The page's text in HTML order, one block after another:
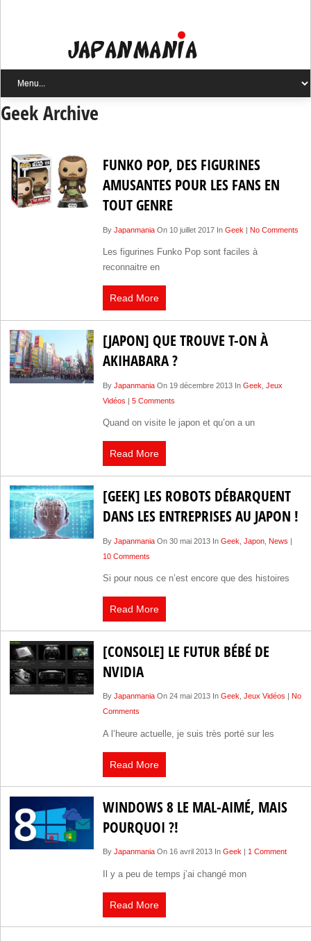
Geek Archive
FUNKO POP, DES FIGURINES
AMUSANTES POUR LES FANS EN
TOUT GENRE
By JapanmaniaOn 10 juillet 2017 In Geek | No Comments
Les figurines Funko Pop sont faciles à
reconnaitre en
Read More
[JAPON] QUE TROUVE T-ON À
AKIHABARA ?
By JapanmaniaOn 19 décembre 2013 In Geek Jeux
Vidéos | 5 Comments
Quand on visite le japon et qu’on a un
Read More
[GEEK] LES ROBOTS DÉBARQUENT
DANS LES ENTREPRISES AU JAPON !
By JapanmaniaOn 30 mai 2013 In Geek Japon, News |
10 Comments
Si pour nous ce n’est encore que des histoires
Read More
[CONSOLE] LE FUTUR BÉBÉ DE
NVIDIA
By JapanmaniaOn 24 mai 2013 In Geek Jeux Vidéos
No
Comments
A l’heure actuelle, je suis très porté sur les
Read More
WINDOWS 8 LE MAL-AIMÉ, MAIS
POURQUOI ?!
By JapanmaniaOn 16 avril 2013 In Geek | 1 Comment
Il y a peu de temps j’ai changé mon
Read More